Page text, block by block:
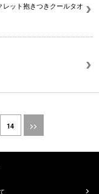
レット抱きつきクールタオ
14 >>